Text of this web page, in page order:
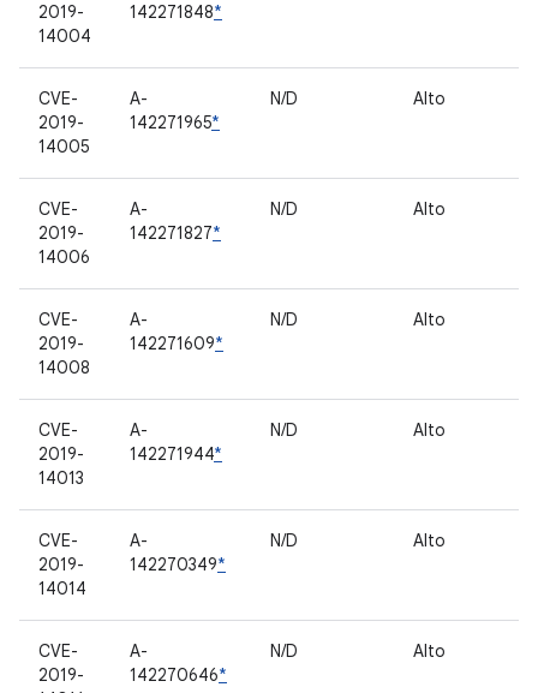
2019-
14004
142271848*
CVE-
2019-
14005
A-
142271965*
N/D Alto
CVE-
2019-
14006
A-
142271827*
N/D Alto
CVE-
2019-
14008
A-
142271609*
N/D Alto
CVE-
2019-
14013
A-
142271944*
N/D Alto
CVE-
2019-
14014
A-
142270349*
N/D Alto
CVE-
2019-
A-
142270646*
N/D Alto